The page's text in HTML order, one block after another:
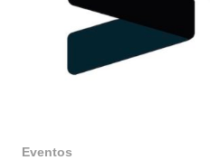
Eventos